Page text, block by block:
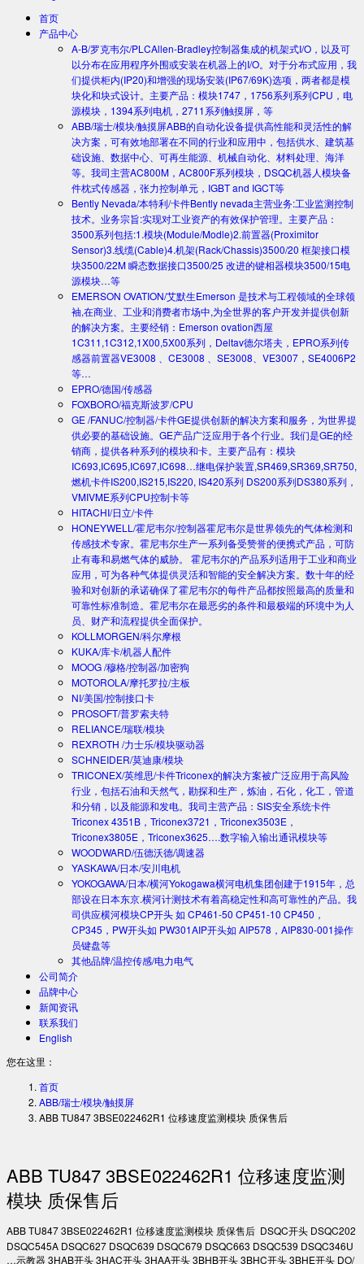
首页
产品中心
A-B/罗克韦尔/PLCAllen-Bradley控制器集成的机架式I/O，以及可
以分布在应用程序外围或安装在机器上的I/O。对于分布式应用，我
们提供柜内(IP20)和增强的现场安装(IP67/69K)选项，两者都是模
块化和块式设计。主要产品：模块1747，1756系列系列CPU，电
源模块，1394系列电机，2711系列触摸屏，等
ABB/瑞士/模块/触摸屏ABB的自动化设备提供高性能和灵活性的解
决方案，可有效地部署在不同的行业和应用中，包括供水、建筑基
础设施、数据中心、可再生能源、机械自动化、材料处理、海洋
等。我司主营AC800M，AC800F系列模块，DSQC机器人模块备
件枕式传感器，张力控制单元，IGBT and IGCT等
Bently Nevada/本特利/卡件Bently nevada主营业务:工业监测控制
技术。业务宗旨:实现对工业资产的有效保护管理。主要产品：
3500系列包括:1.模块(Module/Modle)2.前置器(Proximitor
Sensor)3.线缆(Cable)4.机架(Rack/Chassis)3500/20 框架接口模
块3500/22M 瞬态数据接口3500/25 改进的键相器模块3500/15电
源模块…等
EMERSON OVATION/艾默生Emerson 是技术与工程领域的全球领
袖,在商业、工业和消费者市场中,为全世界的客户开发并提供创新
的解决方案。主要经销：Emerson ovation西屋
1C311,1C312,1X00,5X00系列，Deltav德尔塔夫，EPRO系列传
感器前置器VE3008 、CE3008 、SE3008、VE3007，SE4006P2
等…
EPRO/德国/传感器
FOXBORO/福克斯波罗/CPU
GE /FANUC/控制器/卡件GE提供创新的解决方案和服务，为世界提
供必要的基础设施。GE产品广泛应用于各个行业。我们是GE的经
销商，提供各种系列的模块和卡。主要产品有：模块
IC693,IC695,IC697,IC698…继电保护装置,SR469,SR369,SR750,
燃机卡件IS200,IS215,IS220, IS420系列 DS200系列DS380系列，
VMIVME系列CPU控制卡等
HITACHI/日立/卡件
HONEYWELL/霍尼韦尔/控制器霍尼韦尔是世界领先的气体检测和
传感技术专家。霍尼韦尔生产一系列备受赞誉的便携式产品，可防
止有毒和易燃气体的威胁。 霍尼韦尔的产品系列适用于工业和商业
应用，可为各种气体提供灵活和智能的安全解决方案。数十年的经
验和对创新的承诺确保了霍尼韦尔的每件产品都按照最高的质量和
可靠性标准制造。霍尼韦尔在最恶劣的条件和最极端的环境中为人
员、财产和流程提供全面保护。
KOLLMORGEN/科尔摩根
KUKA/库卡/机器人配件
MOOG /穆格/控制器/加密狗
MOTOROLA/摩托罗拉/主板
NI/美国/控制接口卡
PROSOFT/普罗索夫特
RELIANCE/瑞联/模块
REXROTH /力士乐/模块驱动器
SCHNEIDER/莫迪康/模块
TRICONEX/英维思/卡件Triconex的解决方案被广泛应用于高风险
行业，包括石油和天然气，勘探和生产，炼油，石化，化工，管道
和分销，以及能源和发电。我司主营产品：SIS安全系统卡件
Triconex 4351B，Triconex3721，Triconex3503E，
Triconex3805E，Triconex3625….数字输入输出通讯模块等
WOODWARD/伍德沃德/调速器
YASKAWA/日本/安川电机
YOKOGAWA/日本/横河Yokogawa横河电机集团创建于1915年，总
部设在日本东京.横河计测技术有着高稳定性和高可靠性的产品。我
司供应横河模块CP开头 如 CP461-50 CP451-10 CP450，
CP345，PW开头如 PW301AIP开头如 AIP578，AIP830-001操作
员键盘等
其他品牌/温控传感/电力电气
公司简介
品牌中心
新闻资讯
联系我们
English
您在这里：
首页
ABB/瑞士/模块/触摸屏
ABB TU847 3BSE022462R1 位移速度监测模块 质保售后
ABB TU847 3BSE022462R1 位移速度监测
模块 质保售后
ABB TU847 3BSE022462R1 位移速度监测模块 质保售后 DSQC开头 DSQC202
DSQC545A DSQC627 DSQC639 DSQC679 DSQC663 DSQC539 DSQC346U
…示教器 3HAB开头 3HAC开头 3HAA开头 3BHB开头 3BHC开头 3BHE开头 DO/